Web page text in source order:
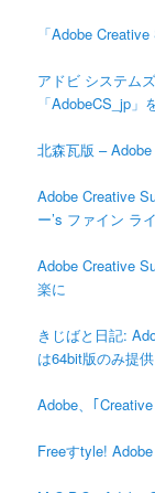
「Adobe
アドビ システム
「AdobeCS_jp」
北森瓦版 –
Adobe Creative
ー’s ファイン ラ
Adobe Creative
楽に
きじばと日記:
は64bit版のみ提供
Adobe、｢
Freeすtyle!